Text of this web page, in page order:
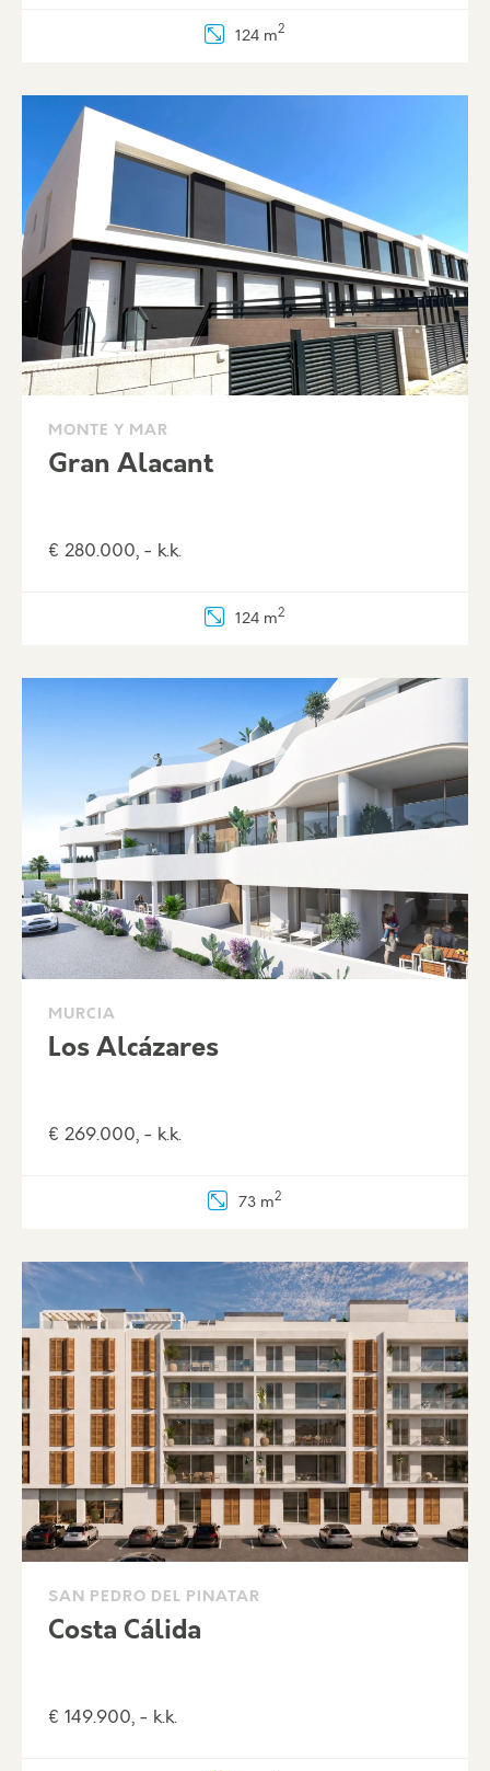
124 m2
MONTE Y MAR
Gran Alacant
€ 280.000, - k.k.
124 m2
MURCIA
Los Alcázares
€ 269.000, - k.k.
73 m2
SAN PEDRO DEL PINATAR
Costa Cálida
€ 149.900, - k.k.